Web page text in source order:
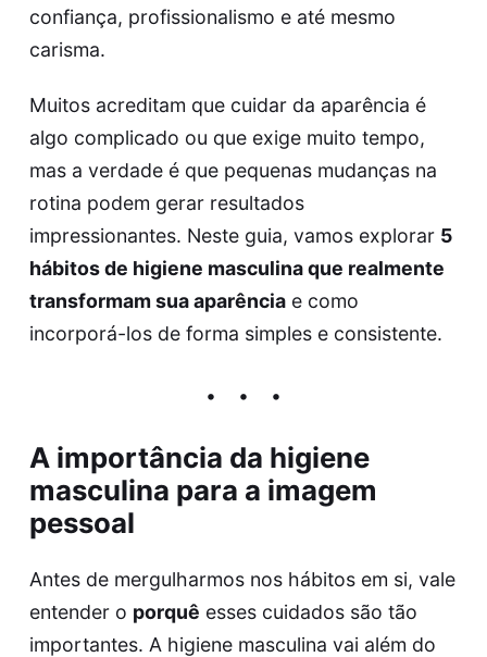
confiança, profissionalismo e até mesmo
carisma.
Muitos acreditam que cuidar da aparência é
algo complicado ou que exige muito tempo,
mas a verdade é que pequenas mudanças na
rotina podem gerar resultados
impressionantes. Neste guia, vamos explorar 5
hábitos de higiene masculina que realmente
transformam sua aparênciae como
incorporá-los de forma simples e consistente.
A importância da higiene
masculina para a imagem
pessoal
Antes de mergulharmos nos hábitos em si, vale
entender o porquê esses cuidados são tão
importantes. A higiene masculina vai além do